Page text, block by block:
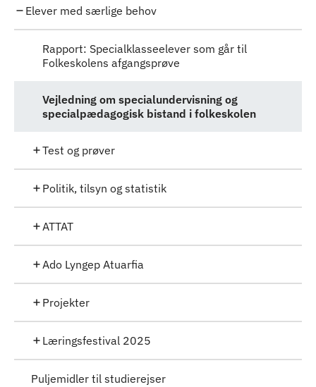
Elever med særlige behov
Rapport: Specialklasseelever som går til
Folkeskolens afgangsprøve
Vejledning om specialundervisning og
specialpædagogisk bistand i folkeskolen
Test og prøver
Politik, tilsyn og statistik
ATTAT
Ado Lyngep Atuarfia
Projekter
Læringsfestival 2025
Puljemidler til studierejser